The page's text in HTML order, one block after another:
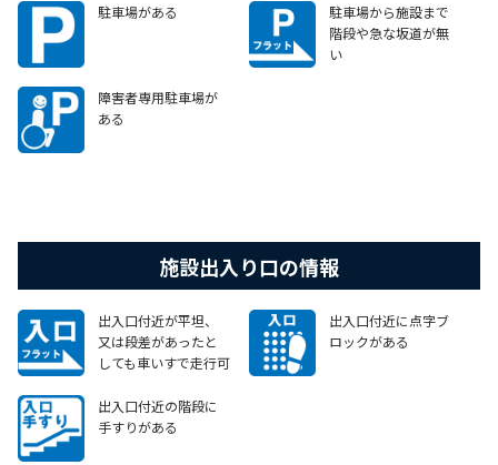
駐車場がある
駐車場から施設まで
階段や急な坂道が無
い
障害者専用駐車場が
ある
施設出入り口の情報
出入口付近が平坦、
又は段差があったと
しても車いすで走行可
出入口付近に点字ブ
ロックがある
出入口付近の階段に
手すりがある